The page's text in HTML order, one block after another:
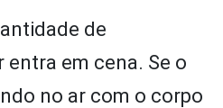
de
em cena. Se o
no ar com o corpo